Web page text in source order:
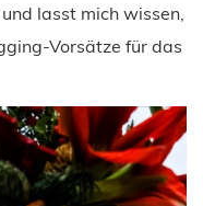
lasst mich wissen,
Vorsätze für das